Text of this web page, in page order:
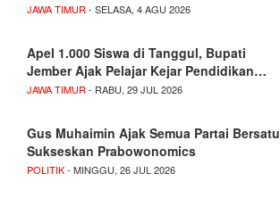
JAWA TIMUR - SELASA, 4 AGU 2026
Apel 1.000 Siswa di Tanggul, Bupati
Jember Ajak Pelajar Kejar Pendidikan…
JAWA TIMUR - RABU, 29 JUL 2026
Gus Muhaimin Ajak Semua Partai Bersatu
Sukseskan Prabowonomics
POLITIK- MINGGU, 26 JUL 2026